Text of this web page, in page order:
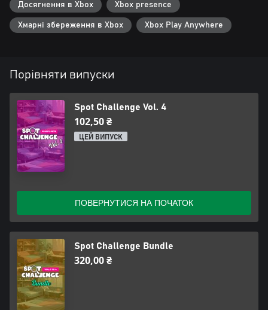
Досягнення в Xbox Xbox presence
Хмарні збереження в Xbox Xbox Play Anywhere
Порівняти випуски
Spot Challenge Vol. 4
102,50 ₴
ЦЕЙ ВИПУСК
ПОВЕРНУТИСЯ НА ПОЧАТОК
Spot Challenge Bundle
320,00 ₴